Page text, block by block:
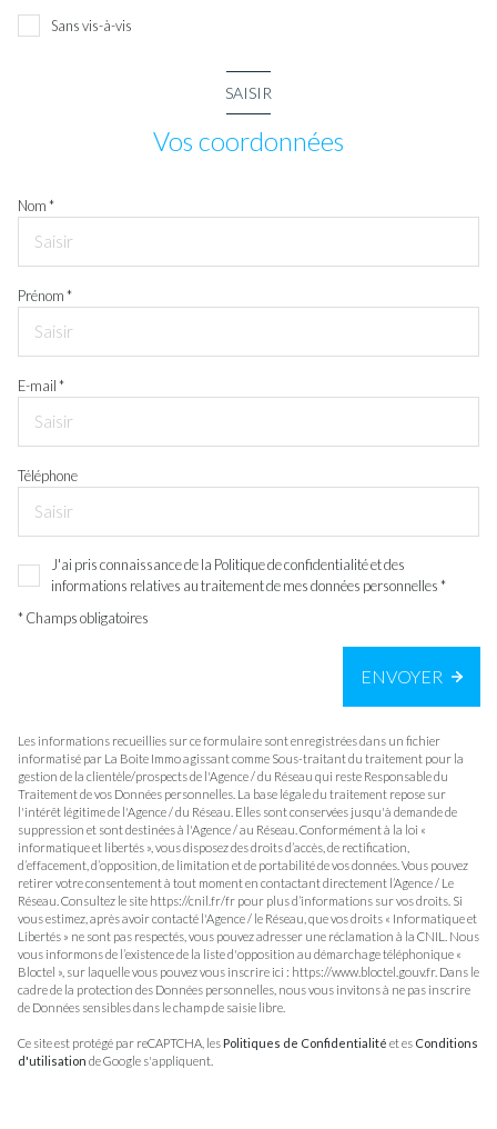
Sans vis-à-vis
SAISIR
Vos coordonnées
Nom *
Prénom *
E-mail *
Téléphone
J'ai pris connaissance de la Politique de confidentialité et des
informations relatives au traitement de mes données personnelles *
* Champs obligatoires
ENVOYER
Les informations recueillies sur ce formulaire sont enregistrées dans un fichier
informatisé par La Boite Immo agissant comme Sous-traitant du traitement pour la
gestion de la clientèle/prospects de l'Agence / du Réseau qui reste Responsable du
Traitement de vos Données personnelles. La base légale du traitement repose sur
l'intérêt légitime de l'Agence / du Réseau. Elles sont conservées jusqu'à demande de
suppression et sont destinées à l'Agence / au Réseau. Conformément à la loi «
informatique et libertés », vous disposez des droits d’accès, de rectification,
d’effacement, d’opposition, de limitation et de portabilité de vos données. Vous pouvez
retirer votre consentement à tout moment en contactant directement l’Agence / Le
Réseau. Consultez le site https://cnil.fr/fr pour plus d’informations sur vos droits. Si
vous estimez, après avoir contacté l'Agence / le Réseau, que vos droits « Informatique et
Libertés » ne sont pas respectés, vous pouvez adresser une réclamation à la CNIL. Nous
vous informons de l’existence de la liste d'opposition au démarchage téléphonique «
Bloctel », sur laquelle vous pouvez vous inscrire ici : https://www.bloctel.gouv.fr. Dans le
cadre de la protection des Données personnelles, nous vous invitons à ne pas inscrire
de Données sensibles dans le champ de saisie libre.
Ce site est protégé par reCAPTCHA, lesPolitiques de Confidentialité et es Conditions
d'utilisation de Google s'appliquent.